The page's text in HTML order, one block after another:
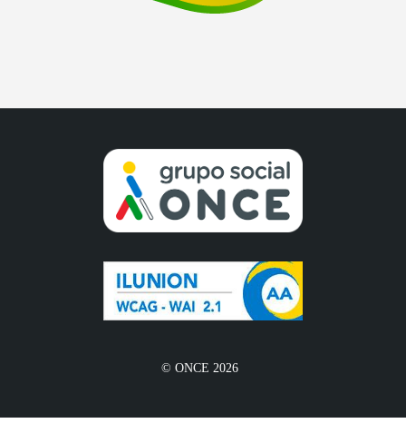
© ONCE 2026